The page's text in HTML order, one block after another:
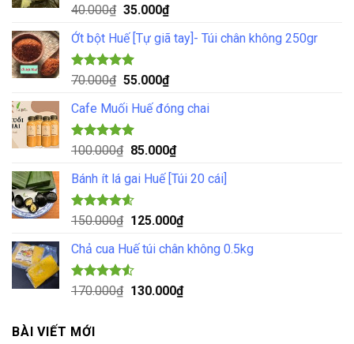
Được xếp
4.33
5 sao
40.000₫ Giá
là:
40.000₫.
35.000₫Giá
tại
35.000₫.
Ớt bột Huế [Tự giã tay]- Túi chân không 250gr
Được xếp
5.00
5 sao
70.000₫ Giá
là:
70.000₫.
55.000₫Giá
tại
55.000₫.
Cafe Muối Huế đóng chai
Được xếp
5.00
5 sao
100.000₫ Giá
là:
100.000₫.
85.000₫Giá
tại
85.000₫.
Bánh ít lá gai Huế [Túi 20 cái]
Được xếp
4.57
5 sao
150.000₫ Giá
là:
150.000₫.
125.000₫Giá
tại
125.000₫.
Chả cua Huế túi chân không 0.5kg
Được xếp
4.50
170.000₫ Giá
130.000₫Giá
BÀI VIẾT MỚI